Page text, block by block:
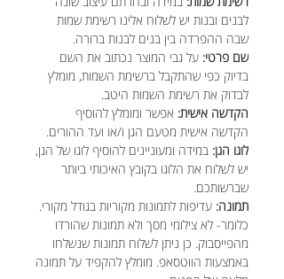
לבנים ובנות יש לשלוח אלינו רשימת שמות
שבה ההפרדה בין בנים לבנות ברורה.
שם פרטי: על גבי המוצר נכתוב את השם
בדיוק כפי שהתקבל ברשימת השמות, מומלץ
לבדוק את רשימת השמות היטב.
הקדשה אישית: אפשר ומומלץ להוסיף
הקדשה אישית מטעם הגן ו/או ועד ההורים.
לוגו הגן: במידה ומעוניינים להוסיף לוגו של הגן,
יש לשלוח את הלוגו בקובץ האיכותי ביותר
שברשותכם.
תמונה: עדיפות לתמונות מקוריות בגודל מקורי.
כלומר- לא צילומי מסך ולא תמונות שהורדו
מהפייסבוק. כן ניתן לשלוח תמונות שנשלחו
באמצעות הווטסאפ. מומלץ להקפיד על תמונה